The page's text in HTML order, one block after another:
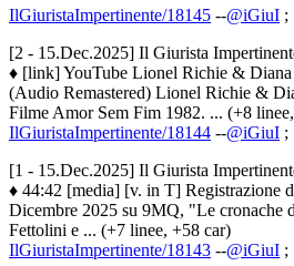
IlGiuristaImpertinente/18145 --@iGiuI ;
[2 - 15.Dec.2025] Il Giurista
♦ [link] YouTube Lionel Richie & Diana
(Audio Remastered) Lionel Richie &
Filme Amor Sem Fim 1982. ... (+8
IlGiuristaImpertinente/18144 --@iGiuI ;
[1 - 15.Dec.2025] Il Giurista
♦ 44:42 [media] [v. in T] Registrazione
Dicembre 2025 su 9MQ, "Le cronache
Fettolini e ... (+7 linee, +58 car)
IlGiuristaImpertinente/18143 --@iGiuI ;